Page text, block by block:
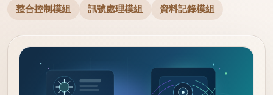
整合控制模組 訊號處理模組 資料記錄模組